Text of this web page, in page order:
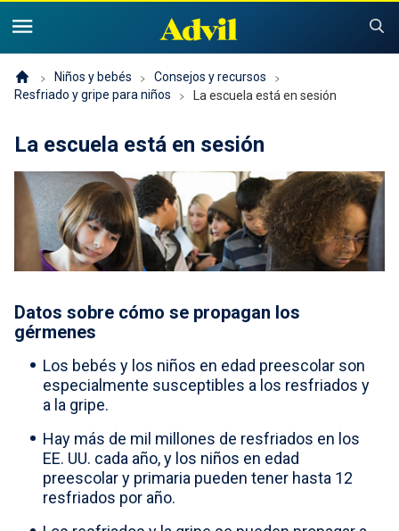
Ofertas y cupones
Para profesionales
Productos
Advil PM
Resfriado, Sinusitis o Gripe
Advil Infantil
Product Comparison
Dolor
Problemas para dormir
Resfriado, gripe o sinusitis
Niños y bebés
Consejos y recursos
Buscador de alivio para niños
¿Por qué Advil infantil?
Historia de Advil
Sustentabilidad
Niños y bebés
Consejos y recursos
Resfriado y gripe para niños
La escuela está en sesión
La escuela está en sesión
Datos sobre cómo se propagan los
gérmenes
Los bebés y los niños en edad preescolar son
especialmente susceptibles a los resfriados y
a la gripe.
Hay más de mil millones de resfriados en los
EE. UU. cada año, y los niños en edad
preescolar y primaria pueden tener hasta 12
resfriados por año.